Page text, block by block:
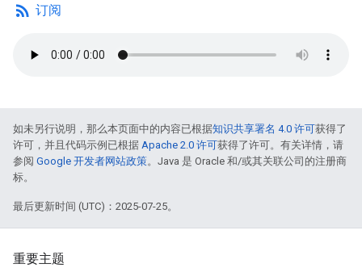
rss_feed 订阅
如未另行说明，那么本页面中的内容已根据知识共享署名 4.0 许可获得了
许可，并且代码示例已根据 Apache 2.0 许可获得了许可。有关详情，请
参阅 Google 开发者网站政策。Java 是 Oracle 和/或其关联公司的注册商
标。
最后更新时间 (UTC)：2025-07-25。
重要主题